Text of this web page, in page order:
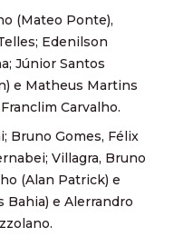
(Mateo Ponte),
Edenilson
Júnior Santos
e Matheus Martins
Carvalho.
Bruno Gomes, Félix
Villagra, Bruno
(Alan Patrick) e
Bahia) e Alerrandro